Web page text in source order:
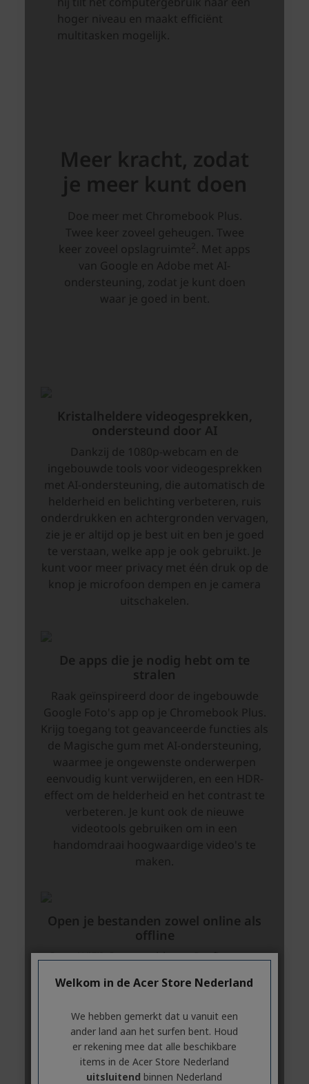
Welkom in de Acer Store Nederland
We hebben gemerkt dat u vanuit een
ander land aan het surfen bent. Houd
er rekening mee dat alle beschikbare
items in de Acer Store Nederland
uitsluitend binnen Nederland